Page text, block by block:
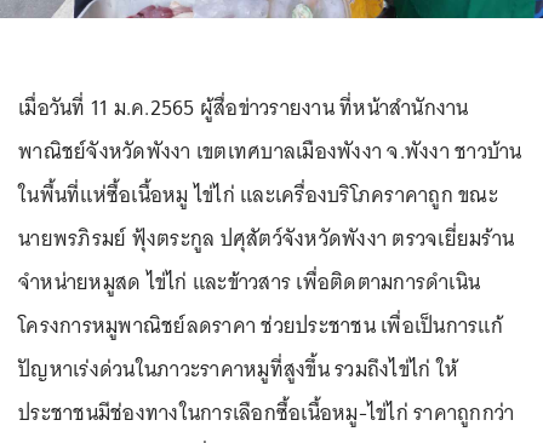
เมื่อวันที่ 11 ม.ค.2565 ผู้สื่อข่าวรายงาน ที่หน้าสำนักงาน
พาณิชย์จังหวัดพังงา เขตเทศบาลเมืองพังงา จ.พังงา ชาวบ้าน
ในพื้นที่แห่ซื้อเนื้อหมู ไข่ไก่ และเครื่องบริโภคราคาถูก ขณะ
นายพรภิรมย์ ฟุ้งตระกูล ปศุสัตว์จังหวัดพังงา ตรวจเยี่ยมร้าน
จำหน่ายหมูสด ไข่ไก่ และข้าวสาร เพื่อติดตามการดำเนิน
โครงการหมูพาณิชย์ลดราคา ช่วยประชาชน เพื่อเป็นการแก้
ปัญหาเร่งด่วนในภาวะราคาหมูที่สูงขึ้น รวมถึงไข่ไก่ ให้
ประชาชนมีช่องทางในการเลือกซื้อเนื้อหมู-ไข่ไก่ ราคาถูกกว่า